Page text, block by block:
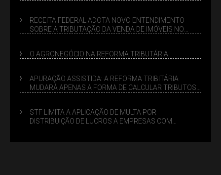
RECEITA FEDERAL ADOTA NOVO ENTENDIMENTO
SOBRE A TRIBUTAÇÃO DA VENDA DE IMÓVEIS NO
O AGRONEGÓCIO NA REFORMA TRIBUTÁRIA
APURAÇÃO ASSISTIDA: A REFORMA TRIBITÁRIA
MUDARÁ APENAS A FORMA DE CALCULAR TRIBUTOS
STF LIMITA A APLICAÇÃO DE MULTA POR
DISTRIBUIÇÃO DE LUCROS A EMPRESAS COM